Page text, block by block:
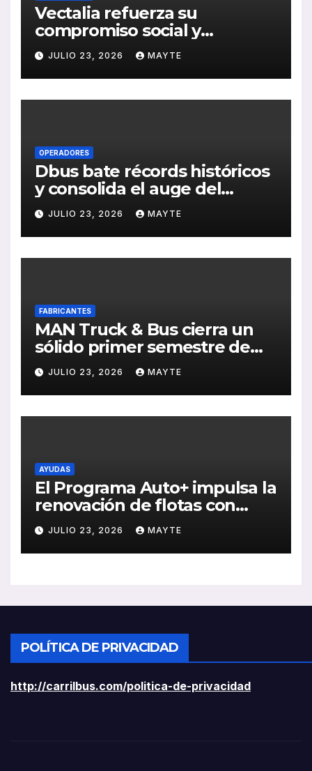
Vectalia refuerza su
compromiso social y
medioambiental con la
publicación de su Memoria
de RSC 2025
JULIO 23, 2026 MAYTE
OPERADORES
Dbus bate récords históricos
y consolida el auge del
transporte público en San
Sebastián
JULIO 23, 2026 MAYTE
FABRICANTES
MAN Truck & Bus cierra un
sólido primer semestre de
2026 con crecimiento en
ventas, pedidos y
rentabilidad
JULIO 23, 2026 MAYTE
AYUDAS
El Programa Auto+ impulsa la
renovación de flotas con
ayudas a vehículos eléctricos
ligeros
JULIO 23, 2026 MAYTE
POLÍTICA DE PRIVACIDAD
http://carrilbus.com/politica-de-privacidad